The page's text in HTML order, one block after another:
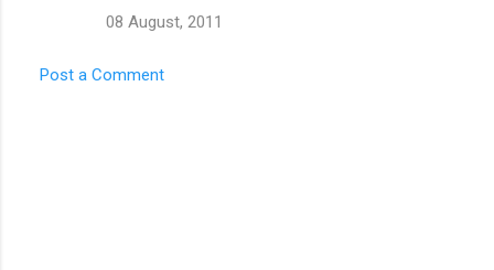
08 August, 2011
Post a Comment